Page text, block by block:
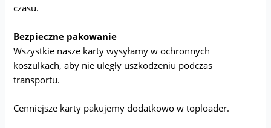
czasu.
Bezpieczne pakowanie
Wszystkie nasze karty wysyłamy w ochronnych
koszulkach, aby nie uległy uszkodzeniu podczas
transportu.
Cenniejsze karty pakujemy dodatkowo w toploader.